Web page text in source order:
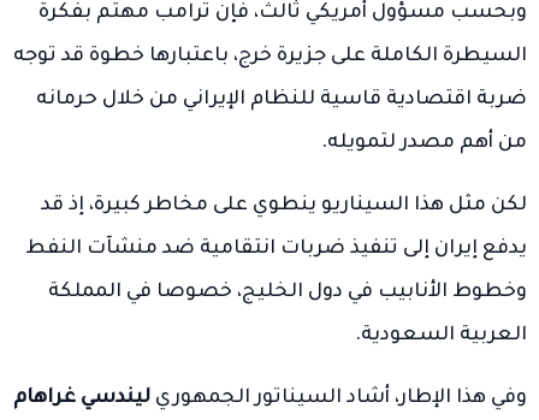
وبحسب مسؤول أمريكي ثالث، فإن ترامب مهتم بفكرة
السيطرة الكاملة على جزيرة خرج، باعتبارها خطوة قد توجه
ضربة اقتصادية قاسية للنظام الإيراني من خلال حرمانه
من أهم مصدر لتمويله.
لكن مثل هذا السيناريو ينطوي على مخاطر كبيرة، إذ قد
يدفع إيران إلى تنفيذ ضربات انتقامية ضد منشآت النفط
وخطوط الأنابيب في دول الخليج، خصوصا في المملكة
العربية السعودية.
وفي هذا الإطار، أشاد السيناتور الجمهوري ليندسي غراهام